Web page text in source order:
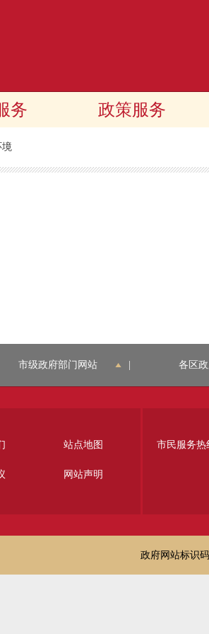
务 政策服务
境
市级政府部门网站 各区
站点地图
网站声明
市民服务热
政府网站标识